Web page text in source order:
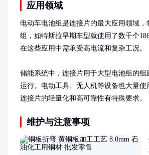
应用领域
电动车电池组是连接片的最大应用领域，
组，如特斯拉早期车型就使用了数千个
在这些应用中需承受高电流和复杂工况。
储能系统中，连接片用于大型电池组的组
运行。电动工具、无人机等设备也大量使
连接片的轻量化和高可靠性有特殊要求。
维护与注意事项